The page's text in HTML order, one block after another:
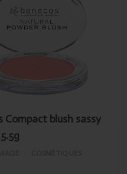
5.5g
Compact blush sassy